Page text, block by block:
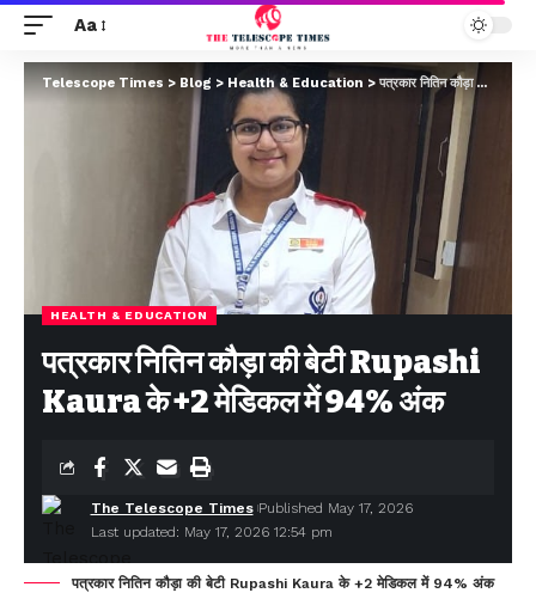
Aa
Telescope Times > Blog > Health & Education >पत्रकार नितिन कौड़ा की बेटी Rupashi Kaura के +2 मेडिकल में 94% अंक
HEALTH & EDUCATION
पत्रकार नितिन कौड़ा की बेटी Rupashi
Kaura के +2 मेडिकल में 94% अंक
Last updated: May 17, 2026 12:54 pm
The Telescope Times Published May 17, 2026
पत्रकार नितिन कौड़ा की बेटी Rupashi Kaura के +2 मेडिकल में 94% अंक